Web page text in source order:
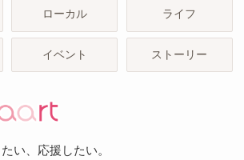
ローカル ライフ
イベント ストーリー
い、応援したい。